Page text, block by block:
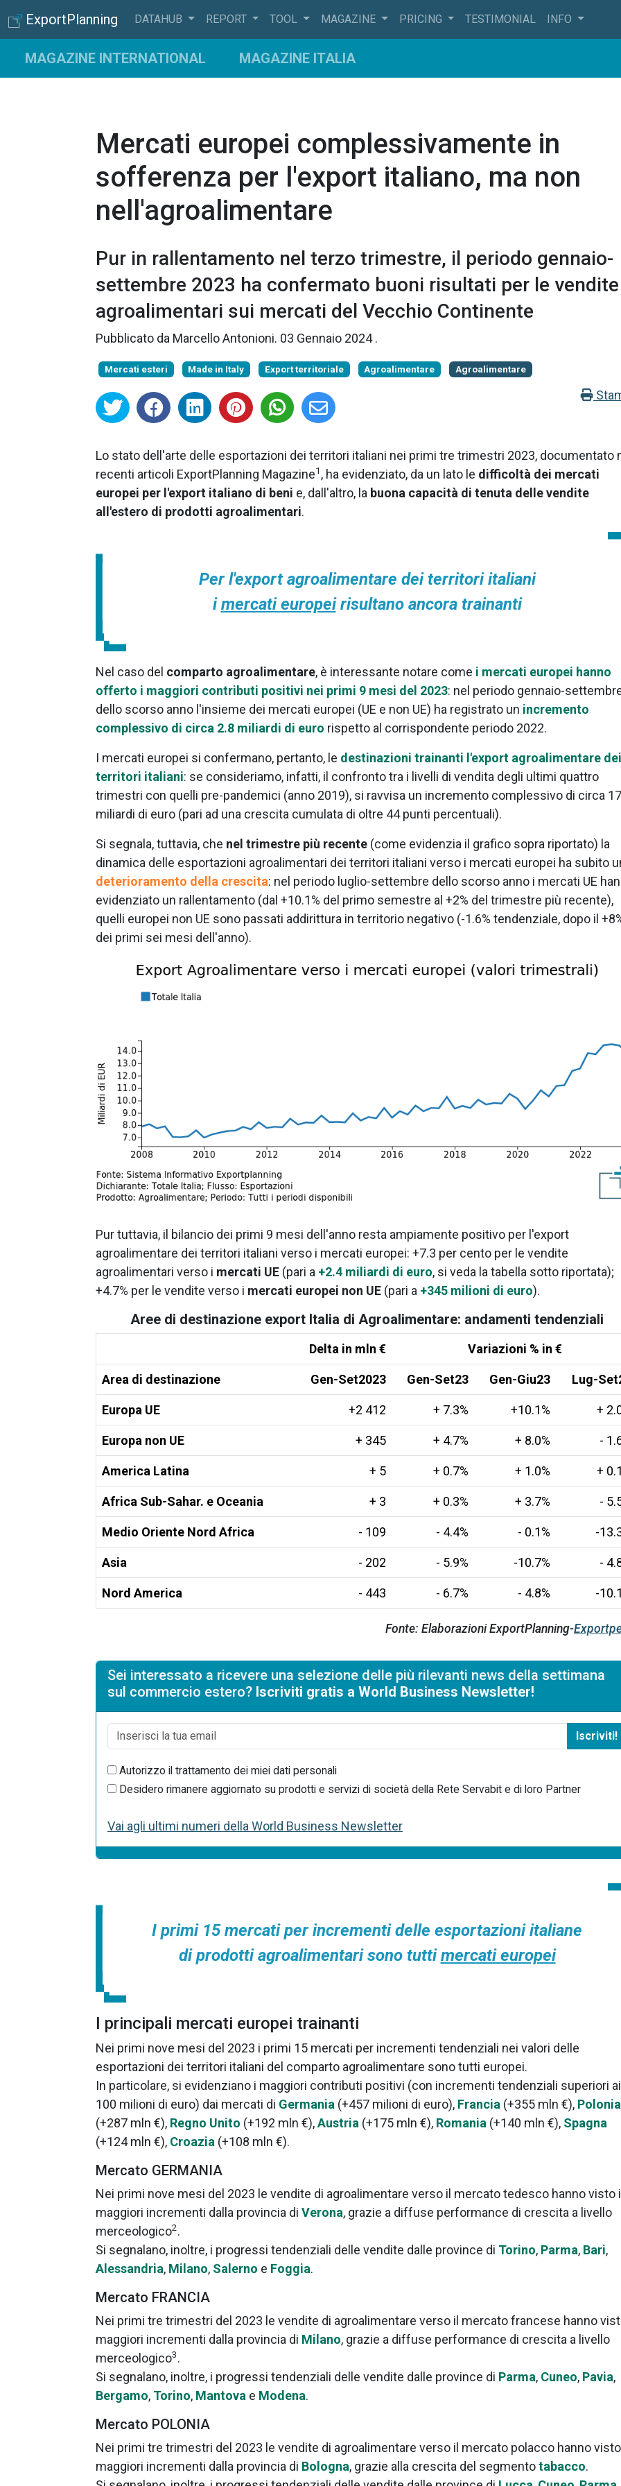
ExportPlanning DATAHUB REPORT TOOL MAGAZINE PRICING TESTIMONIAL INFO
MAGAZINE INTERNATIONAL MAGAZINE ITALIA
Mercati europei complessivamente in
sofferenza per l'export italiano, ma non
nell'agroalimentare
Pur in rallentamento nel terzo trimestre, il periodo gennaio-
settembre 2023 ha confermato buoni risultati per le vendite
agroalimentari sui mercati del Vecchio Continente
Pubblicato da Marcello Antonioni. 03 Gennaio 2024.
Mercati esteri Made in Italy Export territoriale Agroalimentare Agroalimentare
Lo stato dell'arte delle esportazioni dei territori italiani nei primi tre trimestri 2023, documentato
recenti articoli ExportPlanning Magazine1 , ha evidenziato, da un lato le difficoltà dei mercati
europei per l'export italiano di beni e, dall'altro, la buona capacità di tenuta delle vendite
all'estero di prodotti agroalimentari.
Per l'export agroalimentare dei territori italiani
imercati europeirisultano ancora trainanti
Nel caso del comparto agroalimentare, è interessante notare come i mercati europei hanno
offerto i maggiori contributi positivi nei primi 9 mesi del 2023: nel periodo gennaio-
dello scorso anno l'insieme dei mercati europei (UE e non UE) ha registrato un incremento
complessivo di circa 2.8 miliardi di euro rispetto al corrispondente periodo 2022.
I mercati europei si confermano, pertanto, le destinazioni trainanti l'export agroalimentare dei
territori italiani: se consideriamo, infatti, il confronto tra i livelli di vendita degli ultimi quattro
trimestri con quelli pre-pandemici (anno 2019), si ravvisa un incremento complessivo di circa
miliardi di euro (pari ad una crescita cumulata di oltre 44 punti percentuali).
Si segnala, tuttavia, che nel trimestre più recente (come evidenzia il grafico sopra riportato) la
dinamica delle esportazioni agroalimentari dei territori italiani verso i mercati europei ha subito
deterioramento della crescita: nel periodo luglio-settembre dello scorso anno i mercati UE
evidenziato un rallentamento (dal +10.1% del primo semestre al +2% del trimestre più recente),
quelli europei non UE sono passati addirittura in territorio negativo (-1.6% tendenziale, dopo il
dei primi sei mesi dell'anno).
Pur tuttavia, il bilancio dei primi 9 mesi dell'anno resta ampiamente positivo per l'export
agroalimentare dei territori italiani verso i mercati europei: +7.3 per cento per le vendite
agroalimentari verso i mercati UE (pari a +2.4 miliardi di euro, si veda la tabella sotto riportata);
+4.7% per le vendite verso i mercati europei non UE (pari a +345 milioni di euro).
Aree di destinazione export Italia di Agroalimentare: andamenti tendenziali
Delta in mln € Variazioni % in €
Area di destinazione Gen-Set2023 Gen-Set23 Gen-Giu23 Lug-
Europa UE +2 412 + 7.3% +10.1% +
Europa non UE + 345 + 4.7% + 8.0% -
America Latina + 5 + 0.7% + 1.0% +
Africa Sub-Sahar. e Oceania + 3 + 0.3% + 3.7% -
Medio Oriente Nord Africa - 109 - 4.4% - 0.1% -
Asia - 202 - 5.9% -10.7% -
Nord America - 443 - 6.7% - 4.8% -
Fonte: Elaborazioni ExportPlanning-
Sei interessato a ricevere una selezione delle più rilevanti news della settimana
sul commercio estero? Iscriviti gratis a World Business Newsletter!
Iscriviti!
Autorizzo il trattamento dei miei dati personali
Desidero rimanere aggiornato su prodotti e servizi di società della Rete Servabit e di loro Partner
Vai agli ultimi numeri della World Business Newsletter
I primi 15 mercati per incrementi delle esportazioni italiane
di prodotti agroalimentari sono tuttimercati europei
I principali mercati europei trainanti
Nei primi nove mesi del 2023 i primi 15 mercati per incrementi tendenziali nei valori delle
esportazioni dei territori italiani del comparto agroalimentare sono tutti europei.
In particolare, si evidenziano i maggiori contributi positivi (con incrementi tendenziali superiori ai
100 milioni di euro) dai mercati di Germania (+457 milioni di euro), Francia (+355 mln €), Polonia
(+287 mln €), Regno Unito (+192 mln €),Austria (+175 mln €), Romania (+140 mln €), Spagna
(+124 mln €), Croazia (+108 mln €).
Mercato GERMANIA
Nei primi nove mesi del 2023 le vendite di agroalimentare verso il mercato tedesco hanno visto i
maggiori incrementi dalla provincia di Verona, grazie a diffuse performance di crescita a livello
merceologico2.
Si segnalano, inoltre, i progressi tendenziali delle vendite dalle province di Torino, Parma, Bari,
Alessandria, Milano, Salerno e Foggia.
Mercato FRANCIA
Nei primi tre trimestri del 2023 le vendite di agroalimentare verso il mercato francese hanno
maggiori incrementi dalla provincia di Milano, grazie a diffuse performance di crescita a livello
merceologico3.
Si segnalano, inoltre, i progressi tendenziali delle vendite dalle province di Parma, Cuneo, Pavia,
Bergamo, Torino, Mantova e Modena.
Mercato POLONIA
Nei primi tre trimestri del 2023 le vendite di agroalimentare verso il mercato polacco hanno
maggiori incrementi dalla provincia di Bologna, grazie alla crescita del segmentotabacco.